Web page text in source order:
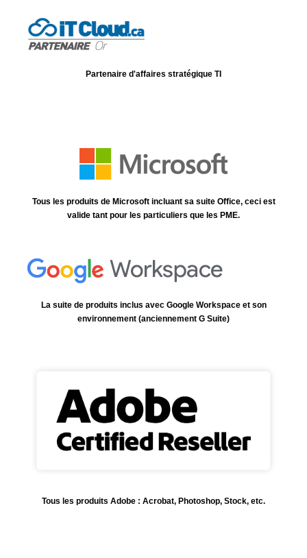
Partenaire d'affaires stratégique TI
Tous les produits de Microsoft incluant sa suite Office, ceci est
valide tant pour les particuliers que les PME.
La suite de produits inclus avec Google Workspace et son
environnement (anciennement G Suite)
Tous les produits Adobe : Acrobat, Photoshop, Stock, etc.